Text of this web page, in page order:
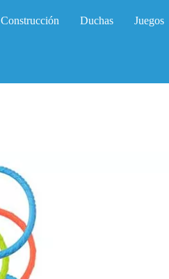
Construcción Duchas Juegos